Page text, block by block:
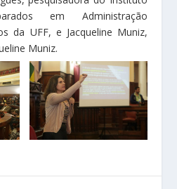
em Administração
da UFF, e Jacqueline Muniz,
Muniz.